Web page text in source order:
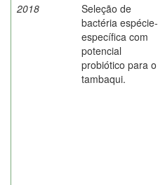
2018
Seleção de
bactéria espécie-
específica com
potencial
probiótico para o
tambaqui.